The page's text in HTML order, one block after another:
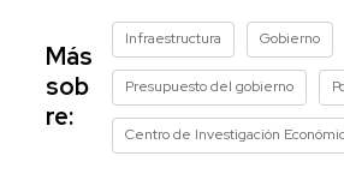
Más
sob
re:
Infraestructura Gobierno
Presupuesto del gobierno
Centro de Investigación